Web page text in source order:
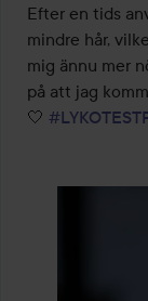
Efter en tids
mindre hår,
mig ännu mer
på att jag
🤍